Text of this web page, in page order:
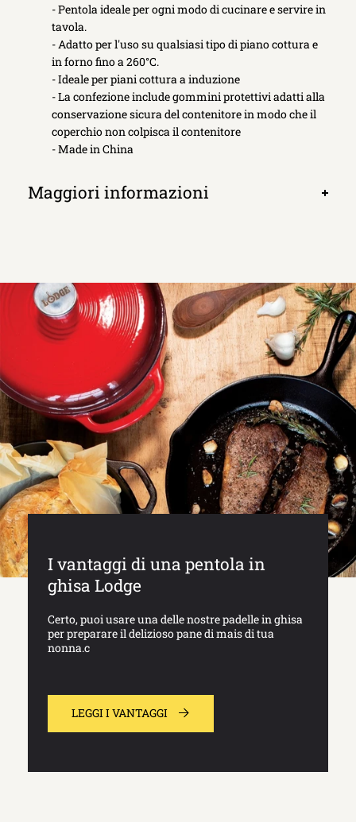
- Pentola ideale per ogni modo di cucinare e servire in
tavola.
- Adatto per l'uso su qualsiasi tipo di piano cottura e
in forno fino a 260°C.
- Ideale per piani cottura a induzione
- La confezione include gommini protettivi adatti alla
conservazione sicura del contenitore in modo che il
coperchio non colpisca il contenitore
- Made in China
Maggiori informazioni
Apri
I vantaggi di una pentola in
ghisa Lodge
Certo, puoi usare una delle nostre padelle in ghisa
per preparare il delizioso pane di mais di tua
nonna.c
LEGGI I VANTAGGI